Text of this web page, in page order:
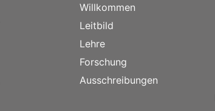
Willkommen
Leitbild
Lehre
Forschung
Ausschreibungen